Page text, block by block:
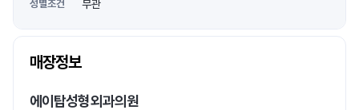
성별조건 무관
매장정보
에이탑성형외과의원